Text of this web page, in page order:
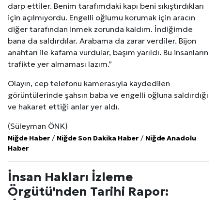
darp ettiler. Benim tarafımdaki kapı beni sıkıştırdıkları
için açılmıyordu. Engelli oğlumu korumak için aracın
diğer tarafından inmek zorunda kaldım. İndiğimde
bana da saldırdılar. Arabama da zarar verdiler. Bijon
anahtarı ile kafama vurdular, başım yarıldı. Bu insanların
trafikte yer almaması lazım.”
Olayın, cep telefonu kamerasıyla kaydedilen
görüntülerinde şahsın baba ve engelli oğluna saldırdığı
ve hakaret ettiği anlar yer aldı.
(Süleyman ÖNK)
Niğde Haber / Niğde Son Dakika Haber / Niğde Anadolu
Haber
İnsan Hakları İzleme
Örgütü'nden Tarihi Rapor: